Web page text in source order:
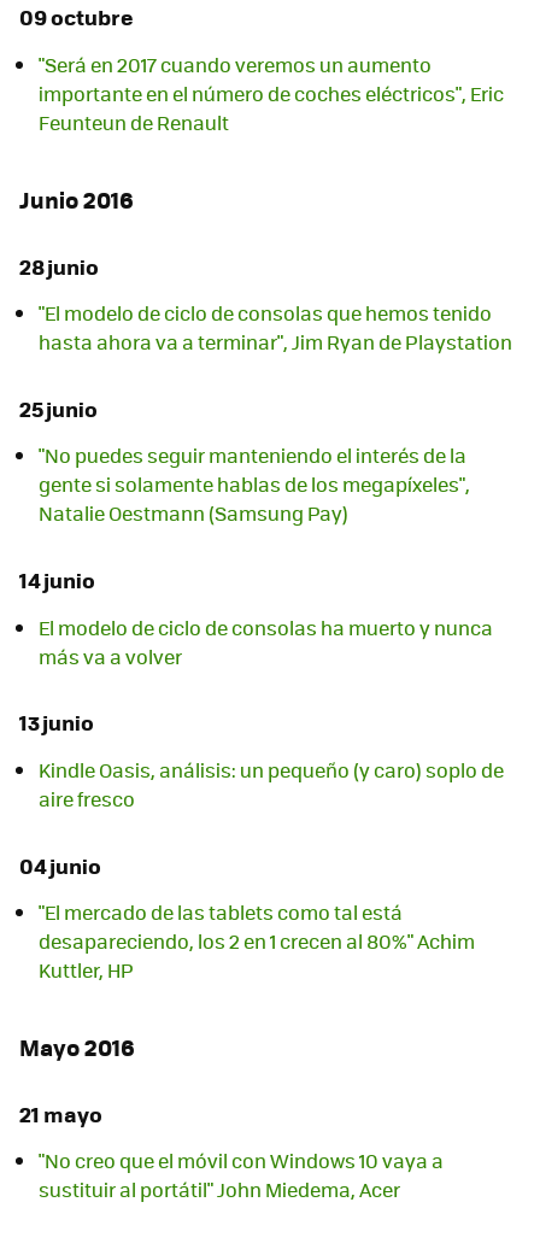
09 octubre
"Será en 2017 cuando veremos un aumento
importante en el número de coches eléctricos", Eric
Feunteun de Renault
Junio 2016
28 junio
"El modelo de ciclo de consolas que hemos tenido
hasta ahora va a terminar", Jim Ryan de Playstation
25 junio
"No puedes seguir manteniendo el interés de la
gente si solamente hablas de los megapíxeles",
Natalie Oestmann (Samsung Pay)
14 junio
El modelo de ciclo de consolas ha muerto y nunca
más va a volver
13 junio
Kindle Oasis, análisis: un pequeño (y caro) soplo de
aire fresco
04 junio
"El mercado de las tablets como tal está
desapareciendo, los 2 en 1 crecen al 80%" Achim
Kuttler, HP
Mayo 2016
21 mayo
"No creo que el móvil con Windows 10 vaya a
sustituir al portátil" John Miedema, Acer